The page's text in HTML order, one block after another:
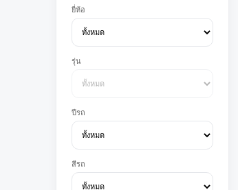
ยี่ห้อ
รุ่น
ปีรถ
สีรถ